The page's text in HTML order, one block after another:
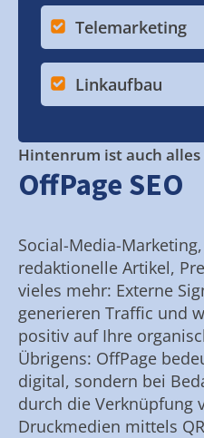
Telemarketing
Linkaufbau
Hintenrum ist auch
OffPage SEO
Social-Media-
redaktionelle Artikel,
vieles mehr: Externe
generieren Traffic und
positiv auf Ihre
Übrigens: OffPage
digital, sondern bei
durch die Verknüpfung
Druckmedien mittels